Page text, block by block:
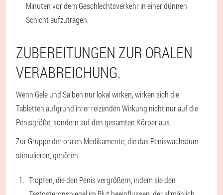
Minuten vor dem Geschlechtsverkehr in einer dünnen
Schicht aufzutragen.
ZUBEREITUNGEN ZUR ORALEN
VERABREICHUNG.
Wenn Gele und Salben nur lokal wirken, wirken sich die
Tabletten aufgrund ihrer reizenden Wirkung nicht nur auf die
Penisgröße, sondern auf den gesamten Körper aus.
Zur Gruppe der oralen Medikamente, die das Peniswachstum
stimulieren, gehören:
Tropfen, die den Penis vergrößern, indem sie den